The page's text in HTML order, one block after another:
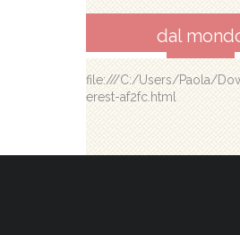
dal
file:///C:/Users/Paola/
erest-af2fc.html